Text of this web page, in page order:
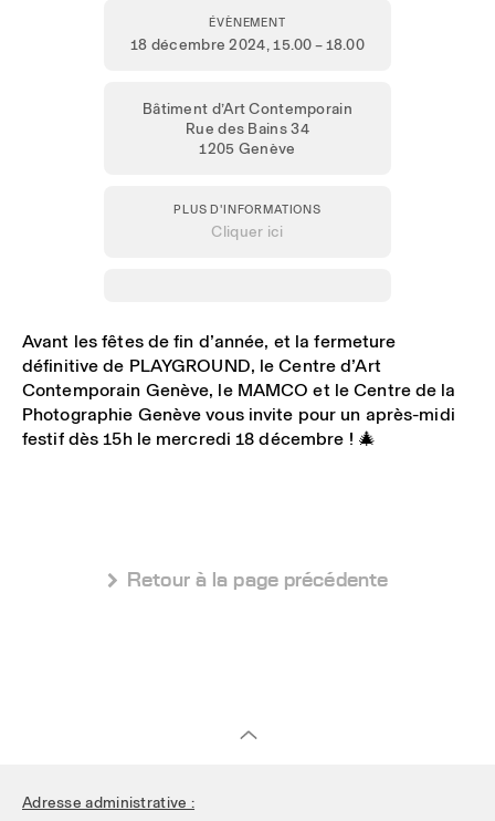
ÉVÈNEMENT
18 décembre 2024, 15.00 – 18.00
Bâtiment d’Art Contemporain
Rue des Bains 34
1205 Genève
PLUS D'INFORMATIONS
Cliquer ici
Avant les fêtes de fin d’année, et la fermeture
définitive de PLAYGROUND, le Centre d’Art
Contemporain Genève, le MAMCO et le Centre de la
Photographie Genève vous invite pour un après-midi
festif dès 15h le mercredi 18 décembre ! 🎄
 Retour à la page précédente
Adresse administrative :